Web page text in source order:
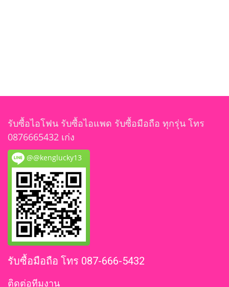
รับซื้อไอโฟน รับซื้อไอแพด รับซื้อมือถือ ทุกรุ่น โทร
0876665432 เก่ง
@@kenglucky13
รับซื้อมือถือ โทร 087-666-5432
ติดต่อทีมงาน